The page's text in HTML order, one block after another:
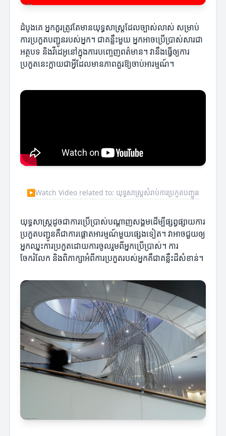
ដំបូងគេ អ្នកគួរត្រូវតែមានយុទ្ធសាស្ត្រដែលច្បាស់លាស់ សម្រាប់
ការប្រកួតបញ្ជូនរបស់អ្នក។ ជាគន្លឹះមួយ អ្នកអាចប្រើប្រាស់សារជា
អត្ថបទ និងវីដេអូនៅក្នុងការបញ្ចេញពត៌មាន។ វានឹងធ្វើឲ្យការ
ប្រកួតនេះក្លាយជាអ្វីដែលមានភាពគួរឱ្យចាប់អារម្មណ៍។
▶Watch Video related to: យុទ្ធសាស្ត្រសំរាប់ការប្រកួតបញ្ជូន
យុទ្ធសាស្ត្រដូចជាការប្រើប្រាស់បណ្តាញសង្គមដើម្បីផ្សព្វផ្សាយការ
ប្រកួតបញ្ជូនគឺជាការផ្តោតអារម្មណ៍មួយផ្សេងទៀត។ វាអាចជួយឲ្យ
អ្នកឈ្នះការប្រកួតដោយការចូលរួមពីអ្នកប្រើប្រាស់។ ការ​
ចែករំលែក និងពិភាក្សាអំពីការប្រកួតរបស់អ្នកគឺជាគន្លឹះដ៏សំខាន់។